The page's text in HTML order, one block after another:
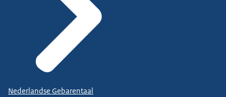
Nederlandse Gebarentaal